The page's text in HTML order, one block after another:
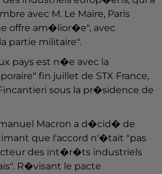
avec M. Le Maire, Paris
offre am�lior�e", avec
partie militaire".
pays est n�e avec la
fin juillet de STX France,
sous la pr�sidence de
Macron a d�cid� de
que l'accord n'�tait "pas
des int�r�ts industriels
R�visant le pacte